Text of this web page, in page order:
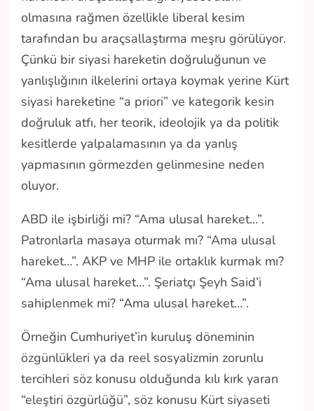
olmasına rağmen özellikle liberal kesim
tarafından bu araçsallaştırma meşru görülüyor.
Çünkü bir siyasi hareketin doğruluğunun ve
yanlışlığının ilkelerini ortaya koymak yerine Kürt
siyasi hareketine “a priori” ve kategorik kesin
doğruluk atfı, her teorik, ideolojik ya da politik
kesitlerde yalpalamasının ya da yanlış
yapmasının görmezden gelinmesine neden
oluyor.
ABD ile işbirliği mi? “Ama ulusal hareket…”.
Patronlarla masaya oturmak mı? “Ama ulusal
hareket…”. AKP ve MHP ile ortaklık kurmak mı?
“Ama ulusal hareket…”. Şeriatçı Şeyh Said’i
sahiplenmek mi? “Ama ulusal hareket…”.
Örneğin Cumhuriyet’in kuruluş döneminin
özgünlükleri ya da reel sosyalizmin zorunlu
tercihleri söz konusu olduğunda kılı kırk yaran
“eleştiri özgürlüğü”, söz konusu Kürt siyaseti